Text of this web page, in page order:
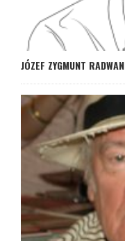
JÓZEF ZYGMUNT RADWAN